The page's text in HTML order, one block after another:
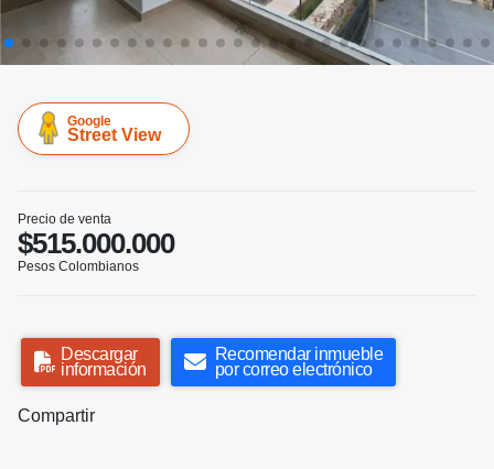
Google
Street View
Precio de venta
$515.000.000
Pesos Colombianos
Descargar
información
Recomendar inmueble
por correo electrónico
Compartir